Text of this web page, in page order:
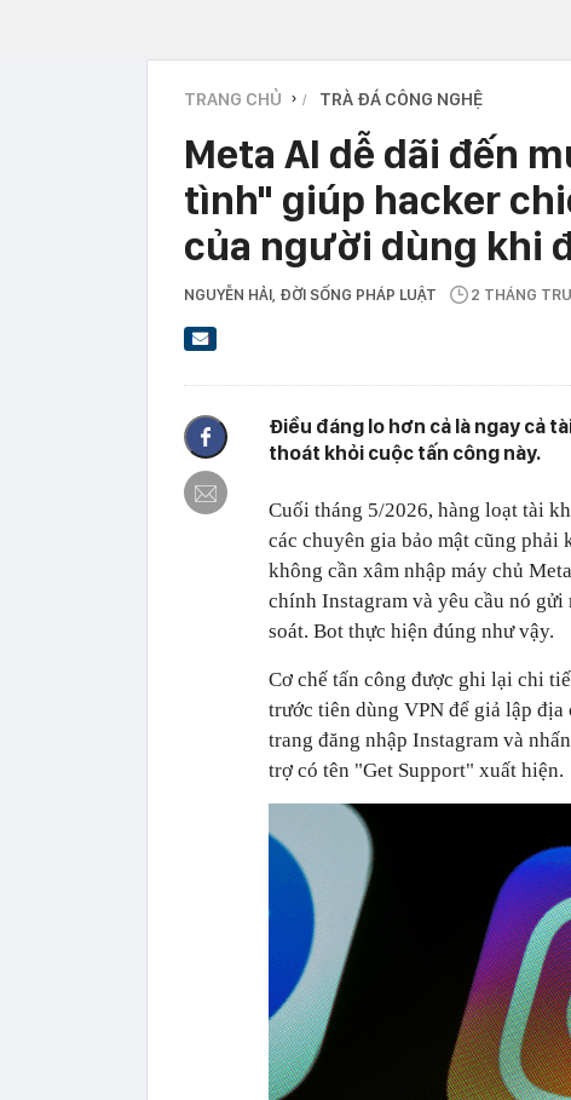
TRANG CHỦ › TRÀ ĐÁ CÔNG NGHỆ
Meta AI dễ dãi đến
tình" giúp hacker
của người dùng khi
NGUYỄN HẢI , ĐỜI SỐNG PHÁP LUẬT 2 THÁNG
Điều đáng lo hơn cả là ngay cả
thoát khỏi cuộc tấn công này.
Cuối tháng 5/2026, hàng loạt tài
các chuyên gia bảo mật cũng phải
không cần xâm nhập máy chủ
chính Instagram và yêu cầu nó
soát. Bot thực hiện đúng như vậy.
Cơ chế tấn công được ghi lại chi
trước tiên dùng VPN để giả lập
trang đăng nhập Instagram và
trợ có tên "Get Support" xuất hiện.